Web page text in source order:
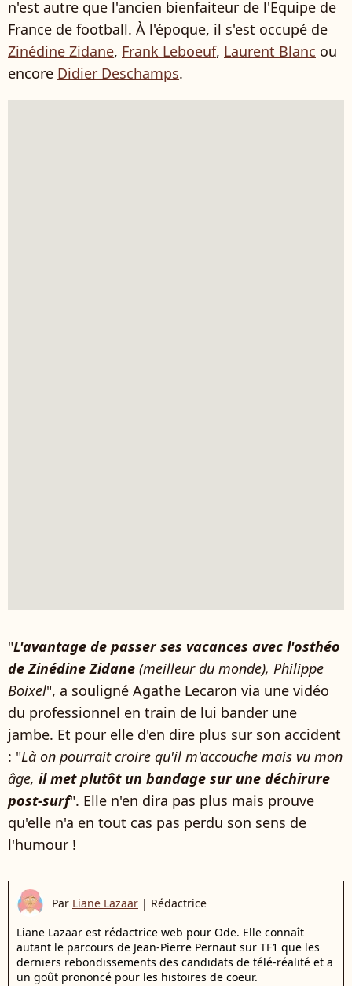
n'est autre que l'ancien bienfaiteur de l'Equipe de
France de football. À l'époque, il s'est occupé de
Zinédine Zidane, Frank Leboeuf, Laurent Blanc ou
encore Didier Deschamps.
"L'avantage de passer ses vacances avec l'osthéo
de Zinédine Zidane (meilleur du monde), Philippe
Boixel", a souligné Agathe Lecaron via une vidéo
du professionnel en train de lui bander une
jambe. Et pour elle d'en dire plus sur son accident
: "Là on pourrait croire qu'il m'accouche mais vu mon
âge, il met plutôt un bandage sur une déchirure
post-surf". Elle n'en dira pas plus mais prouve
qu'elle n'a en tout cas pas perdu son sens de
l'humour !
Par Liane Lazaar | Rédactrice
Liane Lazaar est rédactrice web pour Ode. Elle connaît
autant le parcours de Jean-Pierre Pernaut sur TF1 que les
derniers rebondissements des candidats de télé-réalité et a
un goût prononcé pour les histoires de coeur.